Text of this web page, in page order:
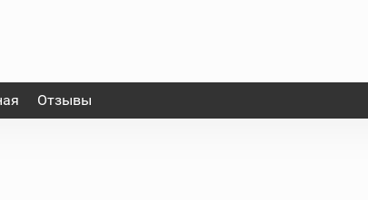
Отзывы